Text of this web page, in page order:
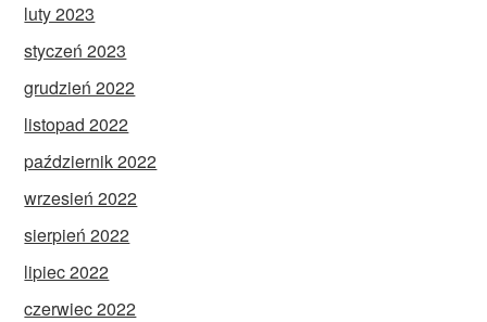
luty 2023
styczeń 2023
grudzień 2022
listopad 2022
październik 2022
wrzesień 2022
sierpień 2022
lipiec 2022
czerwiec 2022